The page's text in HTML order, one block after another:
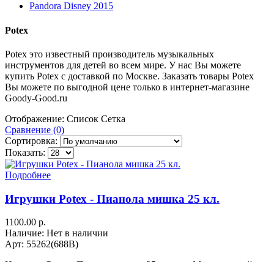
Pandora Disney 2015
Potex
Potex это известный производитель музыкальных
инструментов для детей во всем мире. У нас Вы можете
купить Potex с доставкой по Москве. Заказать товары Potex
Вы можете по выгодной цене только в интернет-магазине
Goody-Good.ru
Отображение: Список Сетка
Сравнение (0)
Сортировка:
Показать:
Подробнее
Игрушки Potex - Пианола мишка 25 кл.
1100.00 р.
Наличие: Нет в наличии
Арт: 55262(688B)